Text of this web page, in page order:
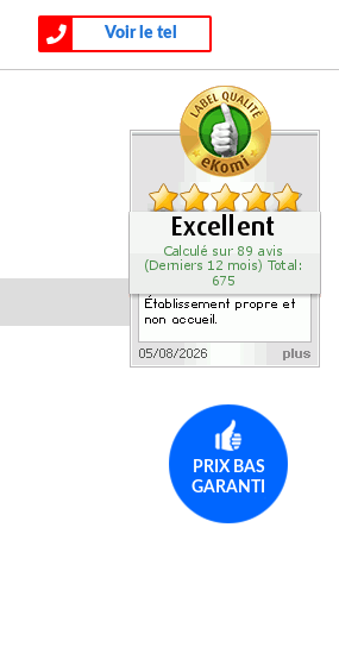
Voir le tel
PRIX BAS
GARANTI